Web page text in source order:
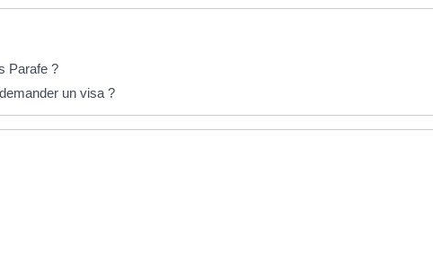
Parafe ?
un visa ?